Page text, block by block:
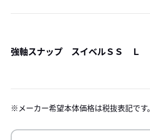
強軸スナップ スイベルＳＳ Ｌ
メーカー希望本体価格は税抜表記です。